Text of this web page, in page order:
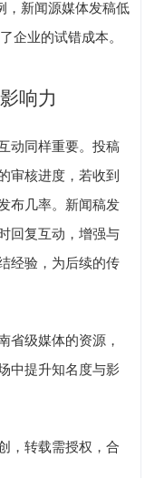
，新闻源媒体发稿低
企业的试错成本。
响力
动同样重要。投稿
审核进度，若收到
布几率。新闻稿发
回复互动，增强与
经验，为后续的传
省级媒体的资源，
中提升知名度与影
，转载需授权，合